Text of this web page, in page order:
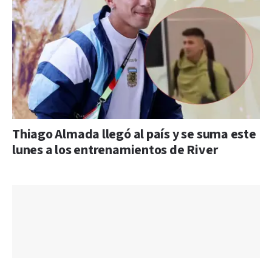
Thiago Almada llegó al país y se suma este
lunes a los entrenamientos de River